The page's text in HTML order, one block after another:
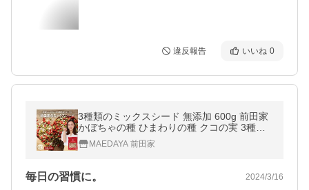
違反報告 いいね 0
3種類のミックスシード 無添加 600g 前田家
かぼちゃの種 ひまわりの種 クコの実 3種の
贅沢 パンプキンシード サンフラワーシード
ゴジベリー
MAEDAYA 前田家
毎日の習慣に。 2024/3/16